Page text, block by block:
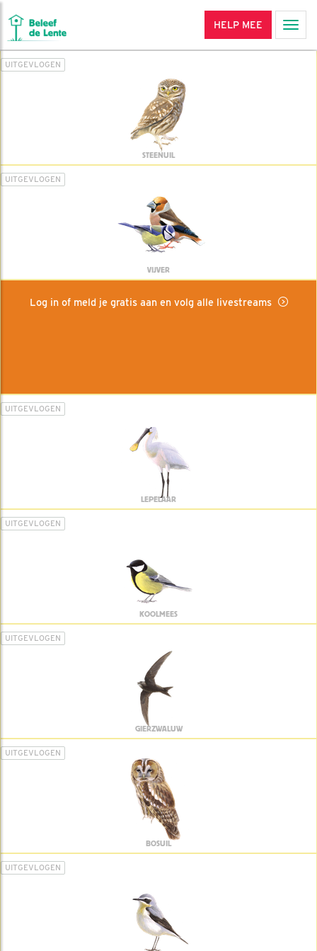
HELP MEE
UITGEVLOGEN
STEENUIL
UITGEVLOGEN
VIJVER
Log in of meld je gratis aan en volg alle livestreams
UITGEVLOGEN
LEPELAAR
UITGEVLOGEN
KOOLMEES
UITGEVLOGEN
GIERZWALUW
UITGEVLOGEN
BOSUIL
UITGEVLOGEN